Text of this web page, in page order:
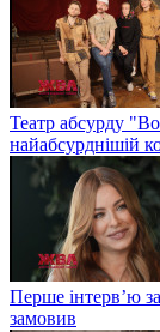
Театр абсурду
найабсурднішій
Перше інтерв’ю
замовив